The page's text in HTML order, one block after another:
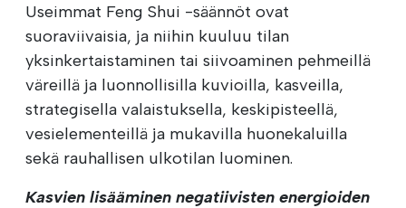
Useimmat Feng Shui -säännöt ovat
suoraviivaisia, ja niihin kuuluu tilan
yksinkertaistaminen tai siivoaminen pehmeillä
väreillä ja luonnollisilla kuvioilla, kasveilla,
strategisella valaistuksella, keskipisteellä,
vesielementeillä ja mukavilla huonekaluilla
sekä rauhallisen ulkotilan luominen.
Kasvien lisääminen negatiivisten energioiden